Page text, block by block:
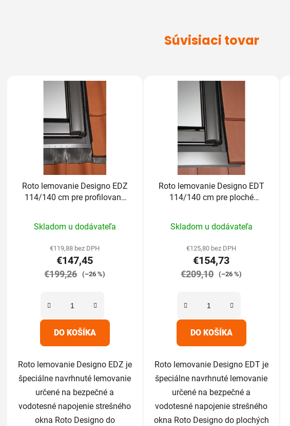
Súvisiaci tovar
Roto lemovanie Designo EDZ
114/140 cm pre profilované
hodnotenie
produktu
je
5,0
Skladom u dodávateľa
€119,88 bez DPH
€147,45
€199,26 (–26 %)
DO KOŠÍKA
Roto lemovanie Designo EDZ je
špeciálne navrhnuté lemovanie
určené na bezpečné a
vodotesné napojenie strešného
okna Roto Designo do
Roto lemovanie Designo EDT
114/140 cm pre ploché
Skladom u dodávateľa
€125,80 bez DPH
€154,73
€209,10 (–26 %)
DO KOŠÍKA
Roto lemovanie Designo EDT je
špeciálne navrhnuté lemovanie
určené na bezpečné a
vodotesné napojenie strešného
okna Roto Designo do plochých